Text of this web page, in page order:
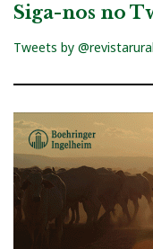
Siga-nos no
Tweets by @revistarural